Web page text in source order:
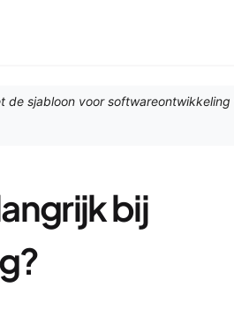
sjabloon voor softwareontwikkeling
bij